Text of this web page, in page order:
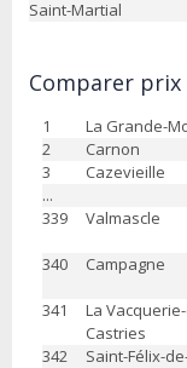
Saint-Martial
Comparer prix
1 La Grande-
2
Carnon
3
Cazevieille
...
339
Valmascle
340
Campagne
341
La
Castries
342
Saint-Félix-